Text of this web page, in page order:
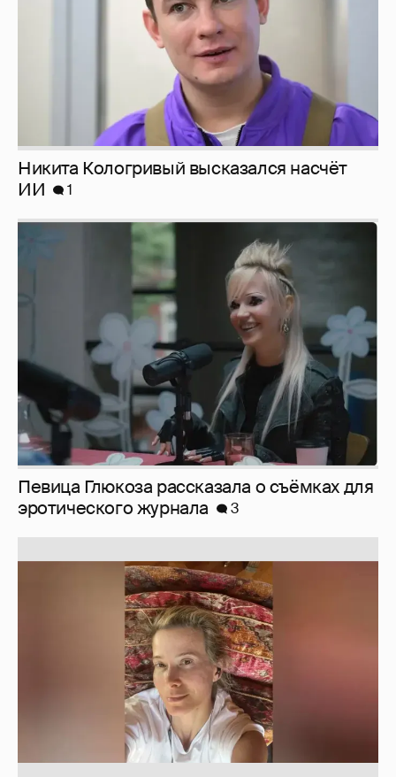
Певица Глюкоза рассказала о съёмках для
эротического журнала
3
Юлия Высоцкая выложила селфи без